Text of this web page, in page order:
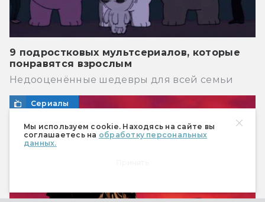
Мы используем cookie. Находясь на сайте вы
соглашаетесь на обработку персональных
данных.
9 подростковых мультсериалов, которые
понравятся взрослым
Недооценённые шедевры для всей семьи
Сериалы